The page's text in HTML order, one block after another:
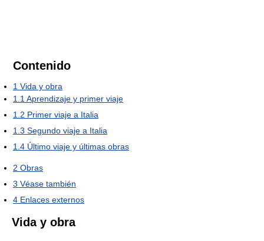
Contenido
1 Vida y obra
1.1 Aprendizaje y primer viaje
1.2 Primer viaje a Italia
1.3 Segundo viaje a Italia
1.4 Último viaje y últimas obras
2 Obras
3 Véase también
4 Enlaces externos
Vida y obra